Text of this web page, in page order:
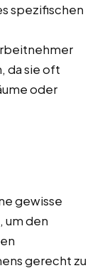
spezifischen
da sie oft
oder
gewisse
um den
gerecht zu